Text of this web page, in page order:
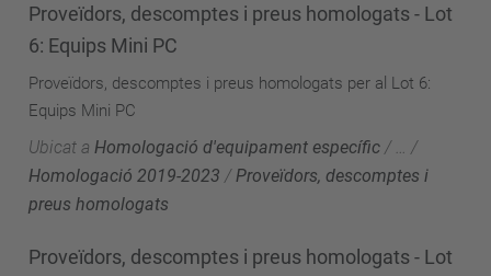
Proveïdors, descomptes i preus homologats - Lot
6: Equips Mini PC
Proveïdors, descomptes i preus homologats per al Lot 6:
Equips Mini PC
Ubicat a Homologació d'equipament específic /
/
Homologació 2019-2023 / Proveïdors, descomptes i
preus homologats
Proveïdors, descomptes i preus homologats - Lot